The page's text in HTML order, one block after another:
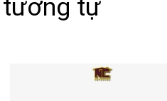
tương tự